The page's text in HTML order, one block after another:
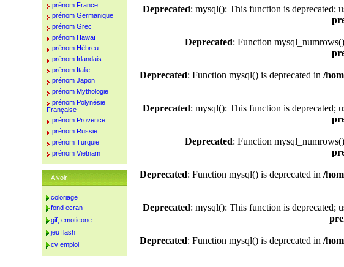
Deprecated: mysql(): This function is deprecated;
Deprecated: Function
Deprecated: Function mysql() is deprecated in /
Deprecated: mysql(): This function is deprecated;
Deprecated: Function
Deprecated: Function mysql() is deprecated in /
Deprecated: mysql(): This function is deprecated;
Deprecated: Function mysql() is deprecated in /
prénom France
prénom Germanique
prénom Grec
prénom Hawaï
prénom Hébreu
prénom Irlandais
prénom Italie
prénom Japon
prénom Mythologie
prénom Polynésie
Française
prénom Provence
prénom Russie
prénom Turquie
prénom Vietnam
A voir
coloriage
fond ecran
gif, emoticone
jeu flash
cv emploi